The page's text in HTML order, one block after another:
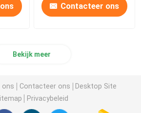
Contacteer ons
Bekijk meer
ons Contacteer ons
Desktop Site
Privacybeleid